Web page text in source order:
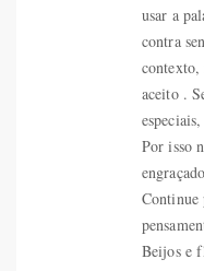
usar a
contra
contexto,
aceito .
Por isso
Continue
Beijos e